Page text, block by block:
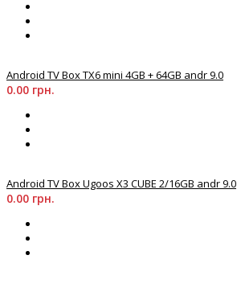
Android TV Box TX6 mіnі 4GB + 64GB andr 9.0
0.00 грн.
Android TV Box Ugoos X3 CUBE 2/16GB andr 9.0
0.00 грн.